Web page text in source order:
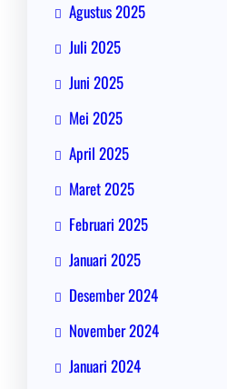
Agustus 2025
Juli 2025
Juni 2025
Mei 2025
April 2025
Maret 2025
Februari 2025
Januari 2025
Desember 2024
November 2024
Januari 2024